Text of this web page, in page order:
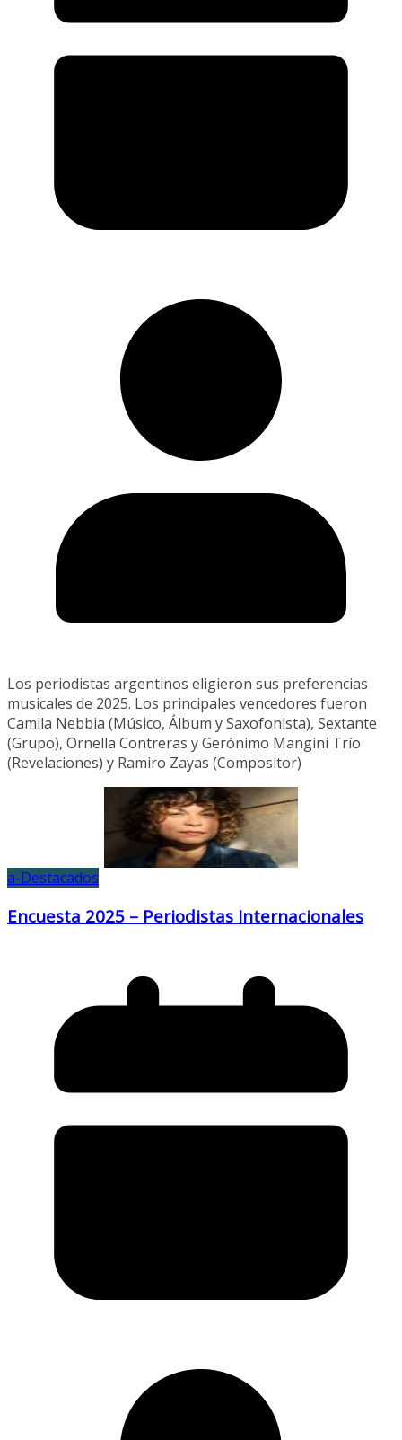
Los periodistas argentinos eligieron sus preferencias
musicales de 2025. Los principales vencedores fueron
Camila Nebbia (Músico, Álbum y Saxofonista), Sextante
(Grupo), Ornella Contreras y Gerónimo Mangini Trío
(Revelaciones) y Ramiro Zayas (Compositor)
a-Destacados
Encuesta 2025 – Periodistas Internacionales